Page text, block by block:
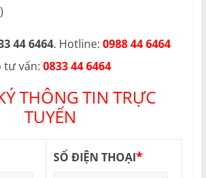
44 6464. Hotline: 0988 44 6464
tư vấn: 0833 44 6464
THÔNG TIN TRỰC
TUYẾN
SỐ ĐIỆN THOẠI*